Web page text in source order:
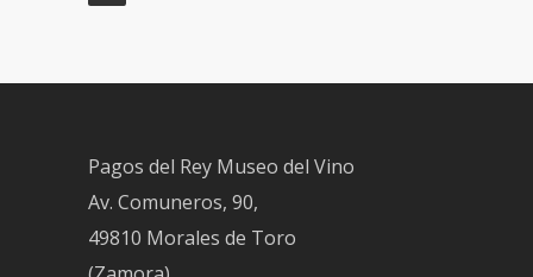
Pagos del Rey Museo del Vino
Av. Comuneros, 90,
49810 Morales de Toro